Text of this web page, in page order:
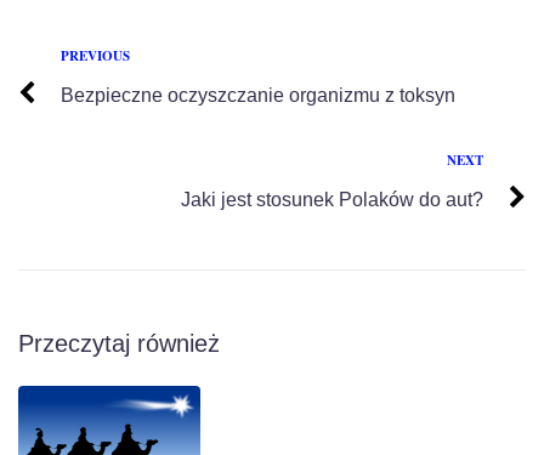
PREVIOUS
Bezpieczne oczyszczanie organizmu z toksyn
NEXT
Jaki jest stosunek Polaków do aut?
Przeczytaj również